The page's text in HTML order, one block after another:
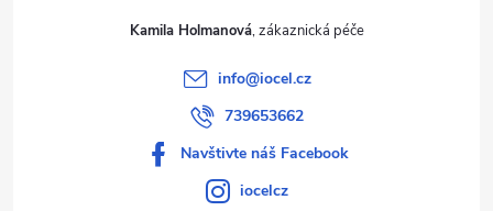
Kamila Holmanová
info@iocel.cz
739653662
Navštivte náš Facebook
iocelcz